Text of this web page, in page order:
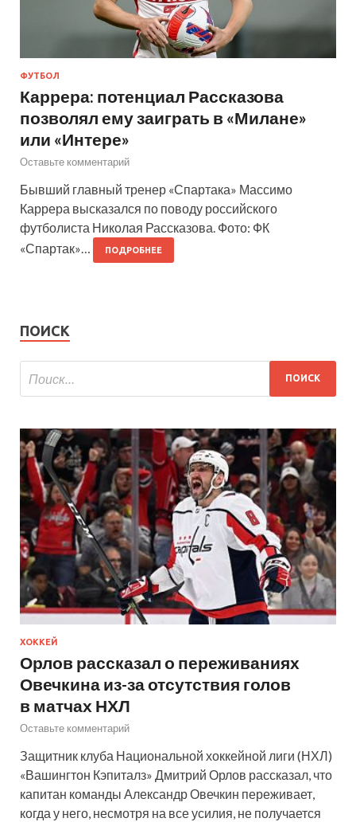
ФУТБОЛ
Каррера: потенциал Рассказова
позволял ему заиграть в «Милане»
или «Интере»
Оставьте комментарий
Бывший главный тренер «Спартака» Массимо
Каррера высказался по поводу российского
футболиста Николая Рассказова. Фото: ФК
«Спартак»…
ПОДРОБНЕЕ
ПОИСК
ХОККЕЙ
Орлов рассказал о переживаниях
Овечкина из-за отсутствия голов
в матчах НХЛ
Оставьте комментарий
Защитник клуба Национальной хоккейной лиги (НХЛ)
«Вашингтон Кэпиталз» Дмитрий Орлов рассказал, что
капитан команды Александр Овечкин переживает,
когда у него, несмотря на все усилия, не получается